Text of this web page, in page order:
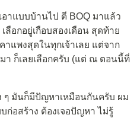
อาแบบบ้านไป ตี BOQ มาแล้ว
ลือกอยู่เกือบสองเดือน สุดท้าย
แพงสุดในทุกเจ้าเลย แต่จาก
า ก็เลยเลือกครับ (แต่ ณ ตอนนี้ที่
ๆ มันก็มีปัญหาเหมือนกันครับ ผม
ก่อสร้าง ต้องเจอปัญหา ไม่รู้